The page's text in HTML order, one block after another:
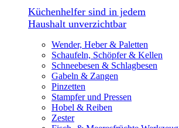
Küchenhelfer sind in jedem
Haushalt unverzichtbar
Wender, Heber & Paletten
Schaufeln, Schöpfer & Kellen
Schneebesen & Schlagbesen
Gabeln & Zangen
Pinzetten
Stampfer und Pressen
Hobel & Reiben
Zester